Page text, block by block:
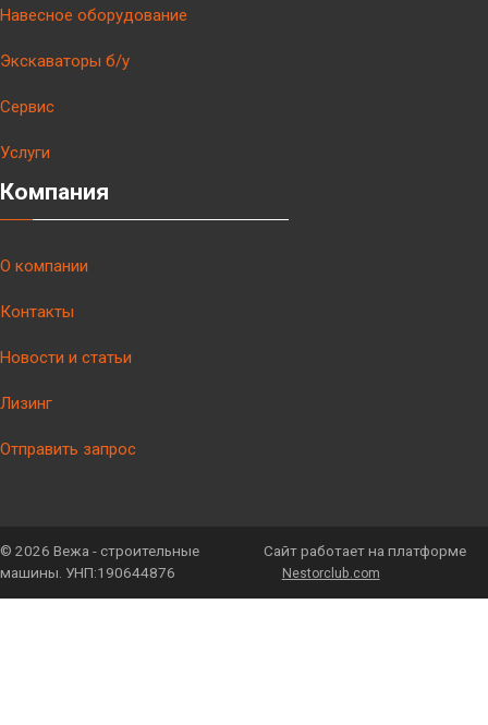
Навесное оборудование
Экскаваторы б/у
Сервис
Услуги
Компания
О компании
Контакты
Новости и статьи
Лизинг
Отправить запрос
© 2026 Вежа - строительные
машины. УНП:190644876
Сайт работает на платформе
Nestorclub.com